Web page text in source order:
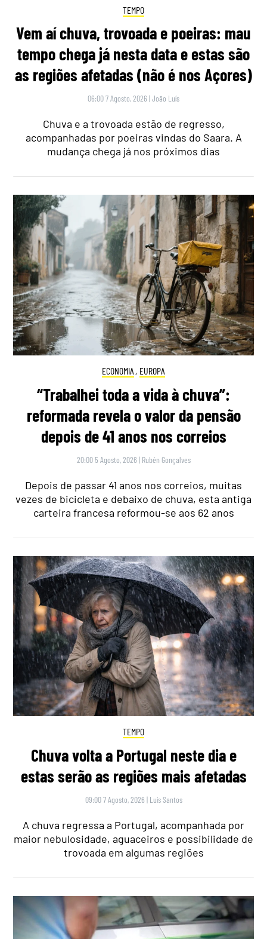
TEMPO
Vem aí chuva, trovoada e poeiras: mau
tempo chega já nesta data e estas são
as regiões afetadas (não é nos Açores)
06:00 7 Agosto, 2026 |João Luís
Chuva e a trovoada estão de regresso,
acompanhadas por poeiras vindas do Saara. A
mudança chega já nos próximos dias
ECONOMIA , EUROPA
“Trabalhei toda a vida à chuva”:
reformada revela o valor da pensão
depois de 41 anos nos correios
20:00 5 Agosto, 2026 | Rubén Gonçalves
Depois de passar 41 anos nos correios, muitas
vezes de bicicleta e debaixo de chuva, esta antiga
carteira francesa reformou-se aos 62 anos
TEMPO
Chuva volta a Portugal neste dia e
estas serão as regiões mais afetadas
09:00 7 Agosto, 2026 | Luís Santos
A chuva regressa a Portugal, acompanhada por
maior nebulosidade, aguaceiros e possibilidade de
trovoada em algumas regiões